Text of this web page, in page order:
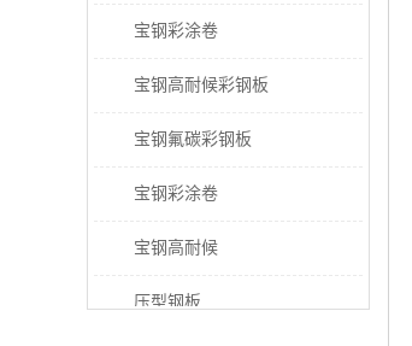
宝钢彩涂卷
宝钢高耐候彩钢板
宝钢氟碳彩钢板
宝钢彩涂卷
宝钢高耐候
压型钢板